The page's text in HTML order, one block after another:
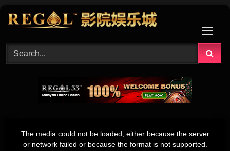
window.
The media could not be loaded, either because the server
or network failed or because the format is not supported.